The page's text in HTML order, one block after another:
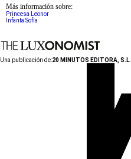
Más información sobre:
Princesa Leonor
Infanta Sofía
Una publicación de:20 MINUTOS EDITORA, S.L.